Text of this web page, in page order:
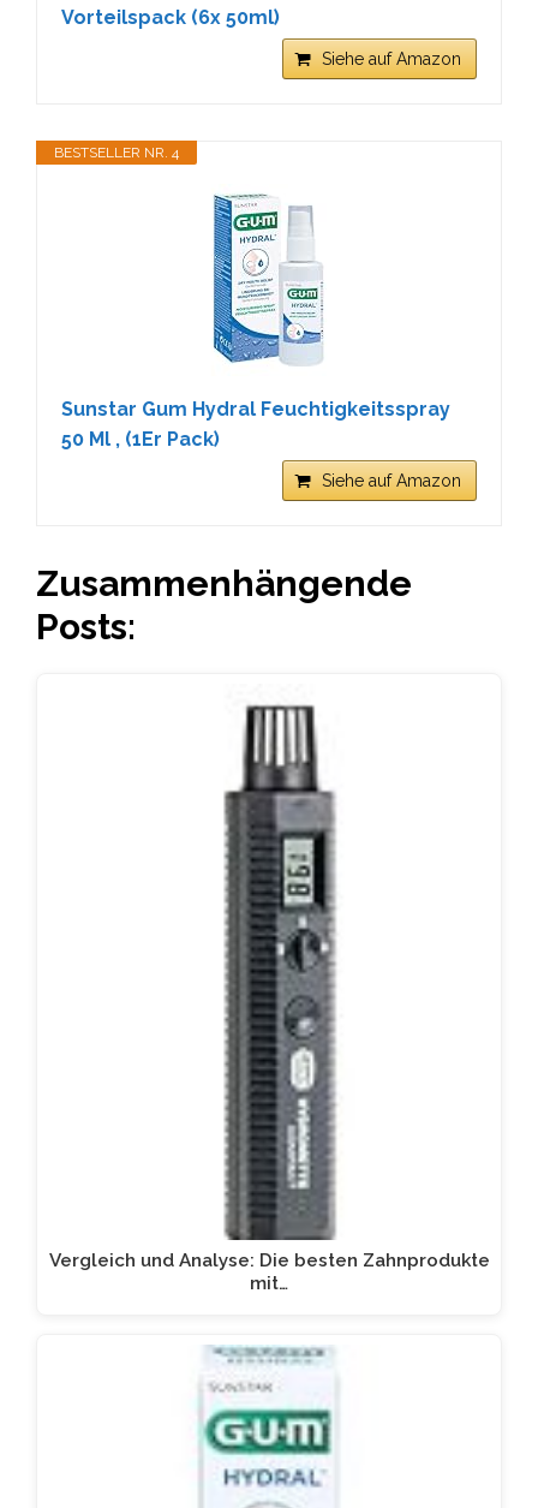
Vorteilspack (6x 50ml)
Siehe auf Amazon
BESTSELLER NR. 4
Sunstar Gum Hydral Feuchtigkeitsspray
50 Ml , (1Er Pack)
Siehe auf Amazon
Zusammenhängende
Posts:
Vergleich und Analyse: Die besten Zahnprodukte
mit…